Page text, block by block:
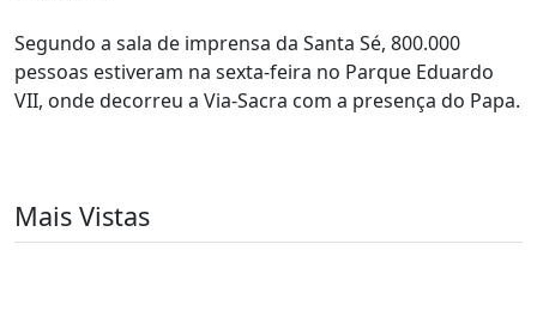
Segundo a sala de imprensa da Santa Sé, 800.000
pessoas estiveram na sexta-feira no Parque Eduardo
VII, onde decorreu a Via-Sacra com a presença do Papa.
Mais Vistas